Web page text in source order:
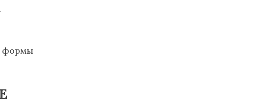
формы